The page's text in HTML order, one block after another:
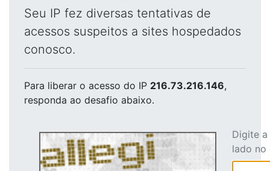
Seu IP fez diversas tentativas de
acessos suspeitos a sites hospedados
conosco.
Para liberar o acesso do IP 216.73.216.146,
responda ao desafio abaixo.
Digite
lado no